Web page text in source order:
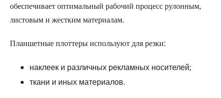
обеспечивает оптимальный рабочий процесс рулонным,
листовым и жестким материалам.
Планшетные плоттеры используют для резки:
наклеек и различных рекламных носителей;
ткани и иных материалов.